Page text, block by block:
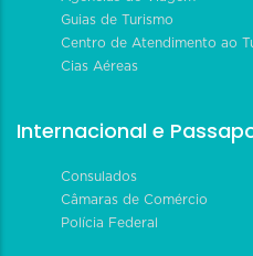
Guias de Turismo
Centro de Atendimento ao
Cias Aéreas
Internacional e
Consulados
Câmaras de Comércio
Polícia Federal